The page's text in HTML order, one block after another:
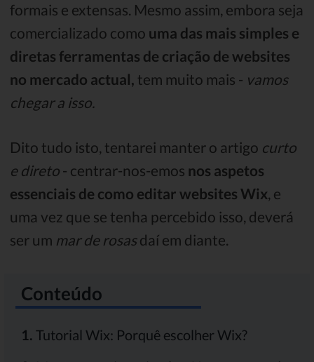
formais e extensas. Mesmo assim, embora seja
comercializado como uma das mais simples e
diretas ferramentas de criação de websites
no mercado actual, tem muito mais - vamos
chegar a isso.
Dito tudo isto, tentarei manter o artigo curto
e direto - centrar-nos-emos nos aspetos
essenciais de como editar websites Wix, e
uma vez que se tenha percebido isso, deverá
ser um mar de rosasdaí em diante.
Conteúdo
1. Tutorial Wix: Porquê escolher Wix?